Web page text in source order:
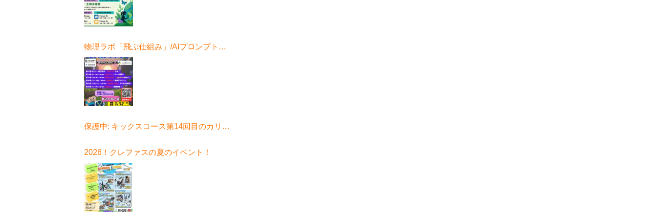
物理ラボ「飛ぶ仕組み」/AIプロンプトラ
ボ始まる！
保護中: キックスコース第14回目のカリキ
2026！クレファスの夏のイベント！